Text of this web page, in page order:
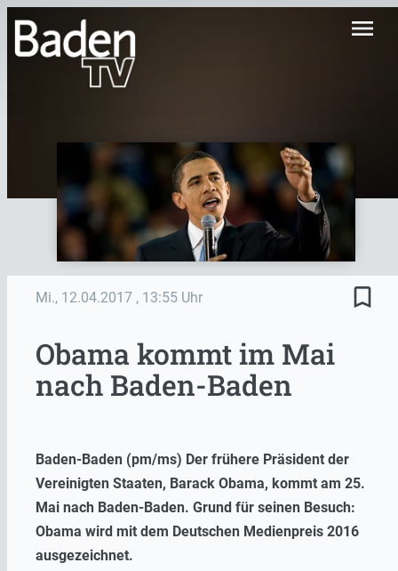
menu
Mi., 12.04.2017 , 13:55 Uhr bookmark_border
Obama kommt im Mai
nach Baden-Baden
Baden-Baden (pm/ms) Der frühere Präsident der
Vereinigten Staaten, Barack Obama, kommt am 25.
Mai nach Baden-Baden. Grund für seinen Besuch:
Obama wird mit dem Deutschen Medienpreis 2016
ausgezeichnet.